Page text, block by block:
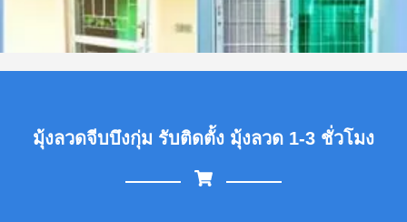
มุ้งลวดจีบบึงกุ่ม รับติดตั้ง มุ้งลวด 1-3 ชั่วโมง